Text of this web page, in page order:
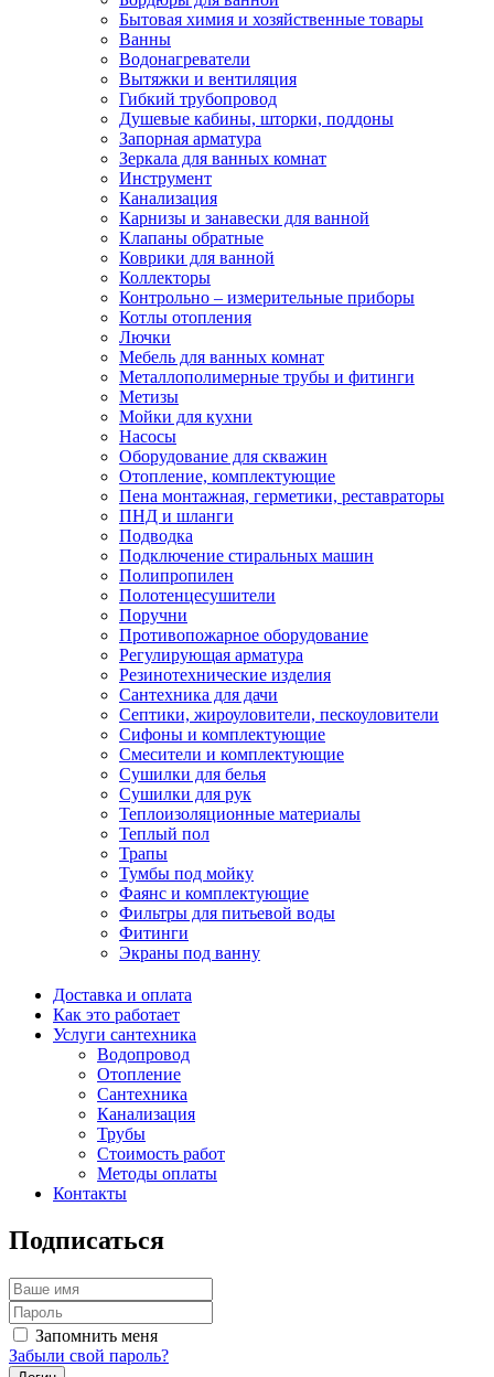
Бытовая химия и хозяйственные товары
Ванны
Водонагреватели
Вытяжки и вентиляция
Гибкий трубопровод
Душевые кабины, шторки, поддоны
Запорная арматура
Зеркала для ванных комнат
Инструмент
Канализация
Карнизы и занавески для ванной
Клапаны обратные
Коврики для ванной
Коллекторы
Контрольно – измерительные приборы
Котлы отопления
Лючки
Мебель для ванных комнат
Металлополимерные трубы и фитинги
Метизы
Мойки для кухни
Насосы
Оборудование для скважин
Отопление, комплектующие
Пена монтажная, герметики, реставраторы
ПНД и шланги
Подводка
Подключение стиральных машин
Полипропилен
Полотенцесушители
Поручни
Противопожарное оборудование
Регулирующая арматура
Резинотехнические изделия
Сантехника для дачи
Септики, жироуловители, пескоуловители
Сифоны и комплектующие
Смесители и комплектующие
Сушилки для белья
Сушилки для рук
Теплоизоляционные материалы
Теплый пол
Трапы
Тумбы под мойку
Фаянс и комплектующие
Фильтры для питьевой воды
Фитинги
Экраны под ванну
Доставка и оплата
Как это работает
Услуги сантехника
Водопровод
Отопление
Сантехника
Канализация
Трубы
Стоимость работ
Методы оплаты
Контакты
Подписаться
Запомнить меня
Забыли свой пароль?